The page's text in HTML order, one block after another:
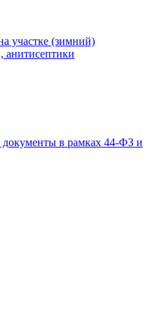
участке (зимний)
анитисептики
в рамках 44-ФЗ и